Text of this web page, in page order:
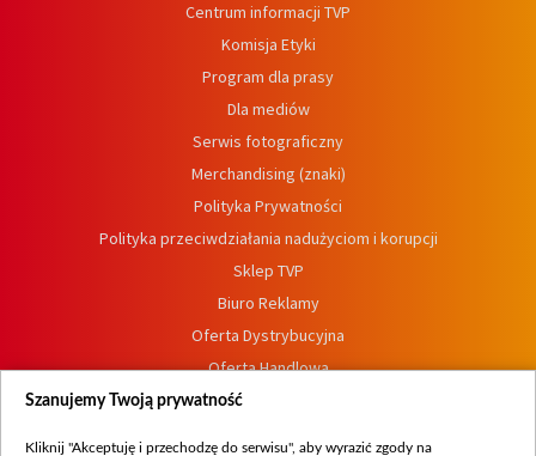
Centrum informacji TVP
Komisja Etyki
Program dla prasy
Dla mediów
Serwis fotograficzny
Merchandising (znaki)
Polityka Prywatności
Polityka przeciwdziałania nadużyciom i korupcji
Sklep TVP
Biuro Reklamy
Oferta Dystrybucyjna
Oferta Handlowa
Dostępność
Szanujemy Twoją prywatność
Kliknij "Akceptuję i przechodzę do serwisu", aby wyrazić zgody na